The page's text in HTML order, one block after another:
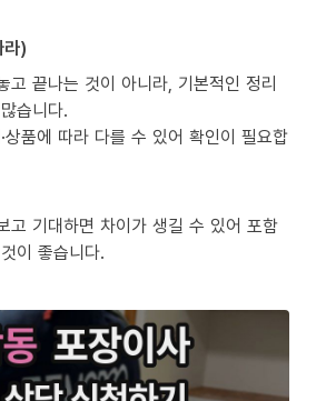
라)
고 끝나는 것이 아니라, 기본적인 정리
습니다.
상품에 따라 다를 수 있어 확인이 필요합
고 기대하면 차이가 생길 수 있어 포함
이 좋습니다.